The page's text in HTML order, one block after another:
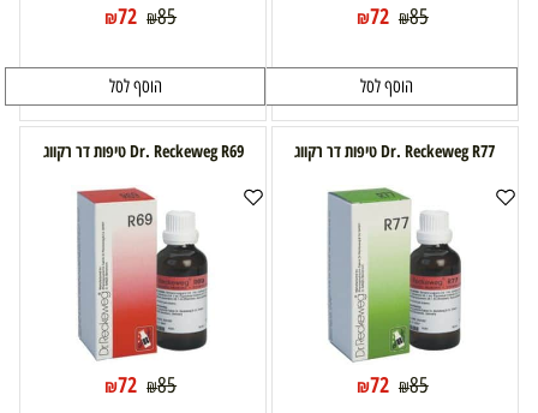
₪85
₪72
הוסף לסל
₪85
₪72
הוסף לסל
Dr. Reckeweg R77 טיפות דר רקווג
₪85
₪72
Dr. Reckeweg R69 טיפות דר רקווג
₪85
₪72